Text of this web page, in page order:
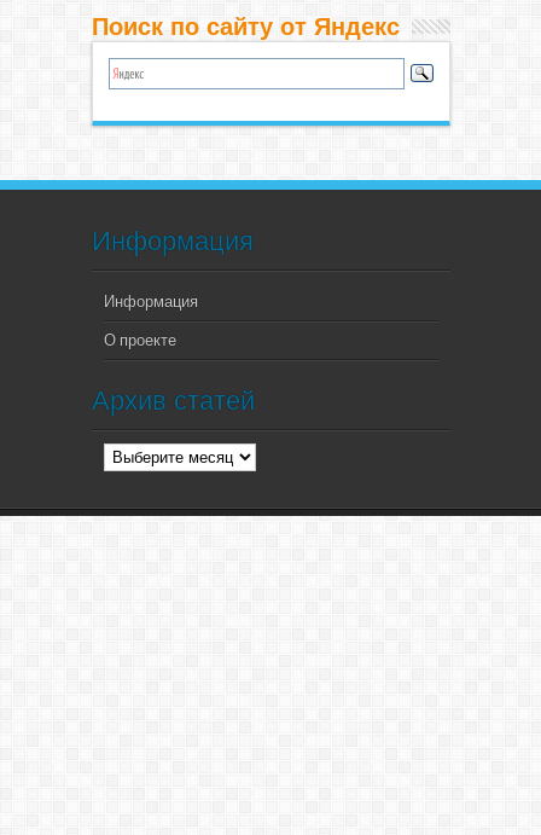
Поиск по сайту от Яндекс
Информация
Информация
О проекте
Архив статей
Архив
статей